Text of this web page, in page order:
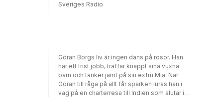
Sveriges Radio
Göran Borgs liv är ingen dans på rosor. Han
har ett trist jobb, träffar knappt sina vuxna
barn och tänker jämt på sin exfru Mia. När
Göran till råga på allt får sparken luras han i
väg på en charterresa till Indien som slutar i